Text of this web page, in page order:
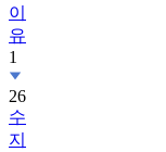
이
유
1
26
수
지